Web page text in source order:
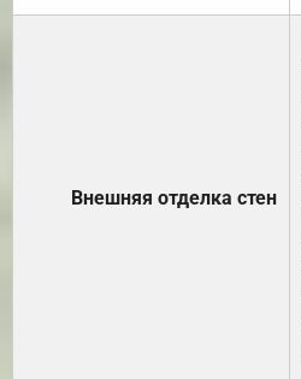
Внешняя отделка стен